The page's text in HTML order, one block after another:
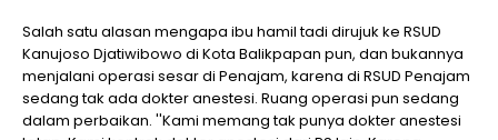
Salah satu alasan mengapa ibu hamil tadi dirujuk ke RSUD
Kanujoso Djatiwibowo di Kota Balikpapan pun, dan bukannya
menjalani operasi sesar di Penajam, karena di RSUD Penajam
sedang tak ada dokter anestesi. Ruang operasi pun sedang
dalam perbaikan. ''Kami memang tak punya dokter anestesi